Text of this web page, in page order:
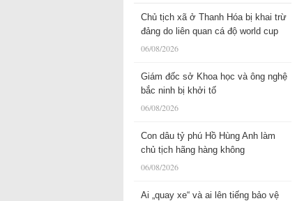
Chủ tịch xã ở Thanh Hóa bị khai trừ
đảng do liên quan cá độ world cup
06/08/2026
Giám đốc sở Khoa học và ông nghệ
bắc ninh bị khởi tố
06/08/2026
Con dâu tỷ phú Hồ Hùng Anh làm
chủ tịch hãng hàng không
06/08/2026
Ai „quay xe“ và ai lên tiếng bảo vệ